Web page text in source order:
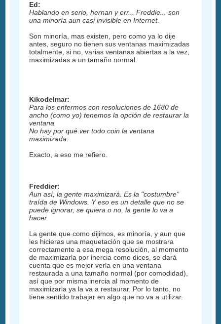
Ed:
Hablando en serio, hernan y err... Freddie... son
una minoría aun casi invisible en Internet.
Son minoría, mas existen, pero como ya lo dije
antes, seguro no tienen sus ventanas maximizadas
totalmente, si no, varias ventanas abiertas a la vez,
maximizadas a un tamaño normal.
Kikodelmar:
Para los enfermos con resoluciones de 1680 de
ancho (como yo) tenemos la opción de restaurar la
ventana.
No hay por qué ver todo coin la ventana
maximizada.
Exacto, a eso me refiero.
Freddier:
Aun así, la gente maximizará. Es la "costumbre"
traída de Windows. Y eso es un detalle que no se
puede ignorar, se quiera o no, la gente lo va a
hacer.
La gente que como dijimos, es minoría, y aun que
les hicieras una maquetación que se mostrara
correctamente a esa mega resolución, al momento
de maximizarla por inercia como dices, se dará
cuenta que es mejor verla en una ventana
restaurada a una tamaño normal (por comodidad),
así que por misma inercia al momento de
maximizarla ya la va a restaurar. Por lo tanto, no
tiene sentido trabajar en algo que no va a utilizar.